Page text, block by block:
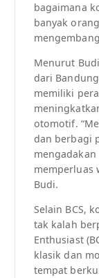
bagaimana
banyak
Menurut
dari
memiliki
otomotif.
dan berbagi
memperluas
Budi.
Selain BCS,
tak kalah
Enthusiast
klasik dan
tempat